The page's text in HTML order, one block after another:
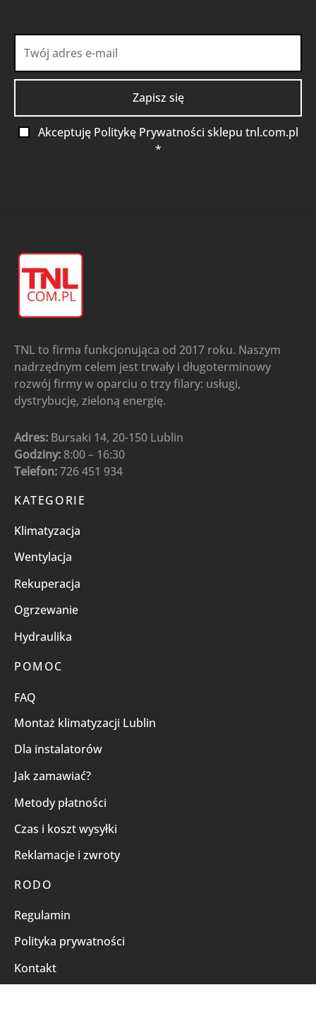
Akceptuję Politykę Prywatności sklepu tnl.com.pl
*
TNL to firma funkcjonująca od 2017 roku. Naszym
nadrzędnym celem jest trwały i długoterminowy
rozwój firmy w oparciu o trzy filary: usługi,
dystrybucję, zieloną energię.
Adres: Bursaki 14, 20-150 Lublin
Godziny: 8:00 – 16:30
Telefon:726 451 934
KATEGORIE
Klimatyzacja
Wentylacja
Rekuperacja
Ogrzewanie
Hydraulika
POMOC
FAQ
Montaż klimatyzacji Lublin
Dla instalatorów
Jak zamawiać?
Metody płatności
Czas i koszt wysyłki
Reklamacje i zwroty
RODO
Regulamin
Polityka prywatności
Kontakt